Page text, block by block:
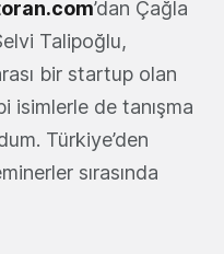
’dan Çağla
Talipoğlu,
bir startup olan
isimlerle de tanışma
Türkiye’den
sırasında